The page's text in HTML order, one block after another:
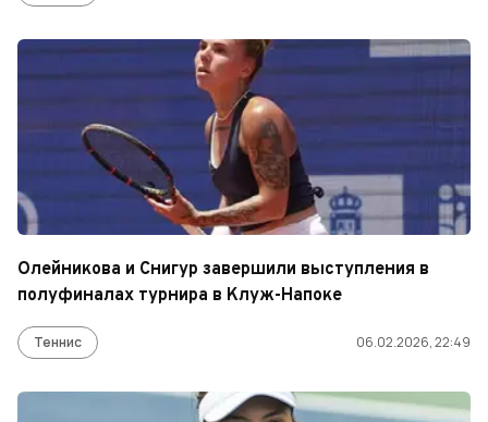
Олейникова и Снигур завершили выступления в
полуфиналах турнира в Клуж-Напоке
Теннис 06.02.2026, 22:49